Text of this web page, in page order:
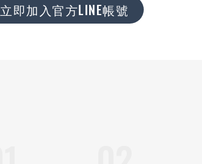
立即加入官方LINE帳號